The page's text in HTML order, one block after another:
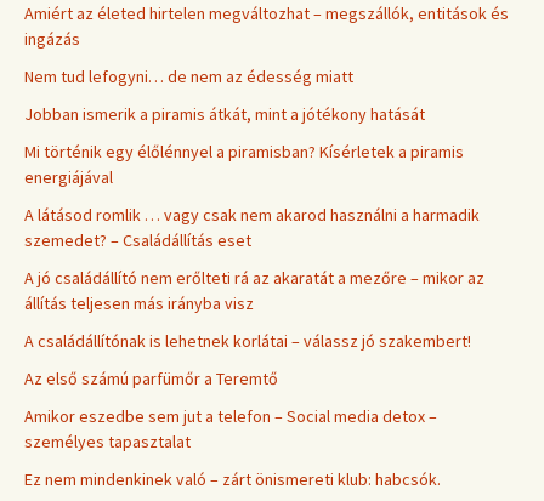
Amiért az életed hirtelen megváltozhat – megszállók, entitások és
ingázás
Nem tud lefogyni… de nem az édesség miatt
Jobban ismerik a piramis átkát, mint a jótékony hatását
Mi történik egy élőlénnyel a piramisban? Kísérletek a piramis
energiájával
A látásod romlik … vagy csak nem akarod használni a harmadik
szemedet? – Családállítás eset
A jó családállító nem erőlteti rá az akaratát a mezőre – mikor az
állítás teljesen más irányba visz
A családállítónak is lehetnek korlátai – válassz jó szakembert!
Az első számú parfümőr a Teremtő
Amikor eszedbe sem jut a telefon – Social media detox –
személyes tapasztalat
Ez nem mindenkinek való – zárt önismereti klub: habcsók.